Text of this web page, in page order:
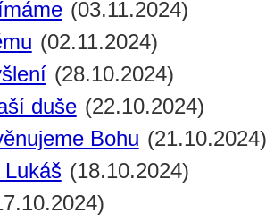
(03.11.2024)
(02.11.2024)
(28.10.2024)
duše (22.10.2024)
Bohu (21.10.2024)
Lukáš (18.10.2024)